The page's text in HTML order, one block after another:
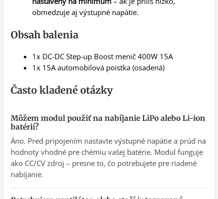
obmedzuje aj výstupné napätie.
Obsah balenia
1x DC-DC Step-up Boost menič 400W 15A
1x 15A automobilová poistka (osadená)
Často kladené otázky
Môžem modul použiť na nabíjanie LiPo alebo Li-ion
batérií?
Áno. Pred pripojením nastavte výstupné napätie a prúd na
hodnoty vhodné pre chémiu vašej batérie. Modul funguje
ako CC/CV zdroj – presne to, čo potrebujete pre riadené
nabíjanie.